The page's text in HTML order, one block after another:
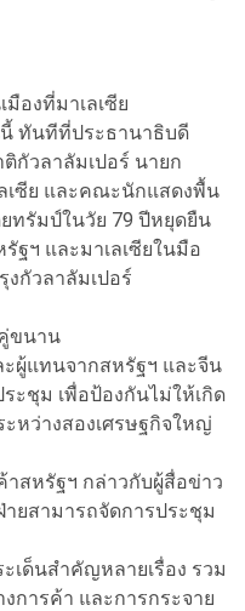
องที่มาเลเซีย
นี้ ทันทีที่ประธานาธิบดี
กัวลาลัมเปอร์ นายก
เซีย และคณะนักแสดงพื้น
ทรัมป์ในวัย 79 ปีหยุดยืน
ฐฯ และมาเลเซียในมือ
กัวลาลัมเปอร์
ขนาน
ผู้แทนจากสหรัฐฯ และจีน
ะชุม เพื่อป้องกันไม่ให้เกิด
หว่างสองเศรษฐกิจใหญ่
าสหรัฐฯ กล่าวกับผู้สื่อข่าว
ายสามารถจัดการประชุม
เด็นสำคัญหลายเรื่อง รวม
การค้า และการกระจาย